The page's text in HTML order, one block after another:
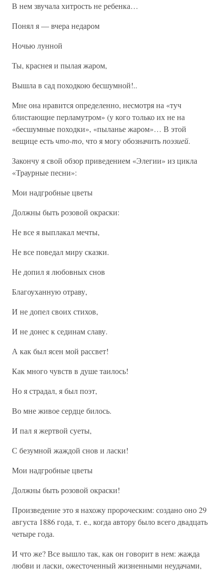
В нем звучала хитрость не ребенка…
Понял я — вчера недаром
Ночью лунной
Ты, краснея и пылая жаром,
Вышла в сад походкою бесшумной!..
Мне она нравится определенно, несмотря на «туч
блистающие перламутром» (у кого только их не на
«бесшумные походки», «пыланье жаром»… В этой
вещице естьчто-то, что я могу обозначитьпоэзией.
Закончу я свой обзор приведением «Элегии» из цикла
«Траурные песни»:
Мои надгробные цветы
Должны быть розовой окраски:
Не все я выплакал мечты,
Не все поведал миру сказки.
Не допил я любовных снов
Благоуханную отраву,
И не допел своих стихов,
И не донес к сединам славу.
А как был ясен мой рассвет!
Как много чувств в душе таилось!
Но я страдал, я был поэт,
Во мне живое сердце билось.
И пал я жертвой суеты,
С безумной жаждой снов и ласки!
Мои надгробные цветы
Должны быть розовой окраски!
Произведение это я нахожу пророческим: создано оно 29
августа 1886 года, т. е., когда автору было всего двадцать
четыре года.
И что же? Все вышло так, как он говорит в нем: жажда
любви и ласки, ожесточенный жизненными неудачами,